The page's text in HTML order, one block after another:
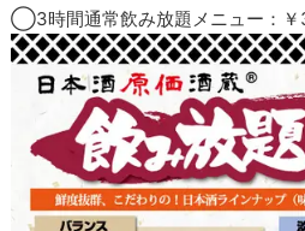
◯3時間通常飲み放題メニュー：￥